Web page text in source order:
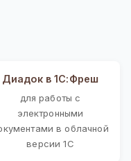
Диадок в 1С:Фреш
для работы с
электронными
в облачной
версии 1С